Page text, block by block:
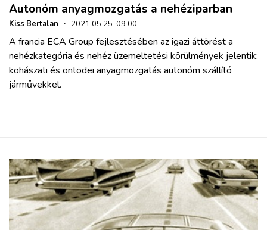
Autonóm anyagmozgatás a nehéziparban
Kiss Bertalan · 2021.05.25. 09:00
A francia ECA Group fejlesztésében az igazi áttörést a
nehézkategória és nehéz üzemeltetési körülmények jelentik:
kohászati és öntödei anyagmozgatás autonóm szállító
járművekkel.